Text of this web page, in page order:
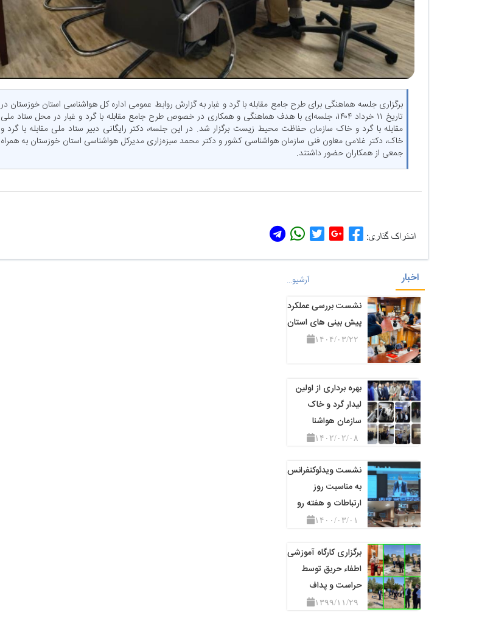
برگزاری جلسه هماهنگی برای طرح جامع مقابله با گرد و غبار به گزارش روابط عمومی اداره کل هواشناسی استان خوزستان در
تاریخ ۱۱ خرداد ۱۴۰۴، جلسه‌ای با هدف هماهنگی و همکاری در خصوص طرح جامع مقابله با گرد و غبار در محل ستاد ملی
مقابله با گرد و خاک سازمان حفاظت محیط زیست برگزار شد. در این جلسه، دکتر رایگانی دبیر ستاد ملی مقابله با گرد و
خاک، دکتر غلامی معاون فنی سازمان هواشناسی کشور و دکتر محمد سبزه‌زاری مدیرکل هواشناسی استان خوزستان به همراه
جمعی از همکاران حضور داشتند.
اشتراک گذاری:
اخبار آرشیو…
نشست بررسی عملکرد
پیش بینی های استان
۱۴۰۴/۰۳/۲۲
بهره برداری از اولین
لیدار گرد و خاک
سازمان هواشنا
۱۴۰۲/۰۲/۰۸
نشست ویدئوکنفرانس
به مناسبت روز
ارتباطات و هفته رو
۱۴۰۰/۰۳/۰۱
برگزاری کارگاه آموزشی
اطفاء حریق توسط
حراست و پداف
۱۳۹۹/۱۱/۲۹